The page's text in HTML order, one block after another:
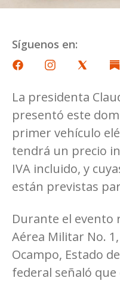
Síguenos en:
La presidenta
presentó este
primer vehículo
tendrá un precio
IVA incluido, y
están previstas
Durante el evento
Aérea Militar No.
Ocampo, Estado
federal señaló